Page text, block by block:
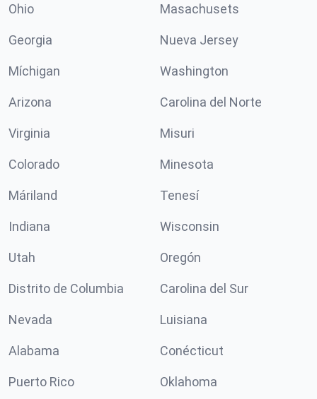
Ohio Masachusets
Georgia Nueva Jersey
Míchigan Washington
Arizona Carolina del Norte
Virginia Misuri
Colorado Minesota
Máriland Tenesí
Indiana Wisconsin
Utah Oregón
Distrito de Columbia Carolina del Sur
Nevada Luisiana
Alabama Conécticut
Puerto Rico Oklahoma